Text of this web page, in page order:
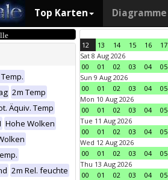
Top Karten Diagramme
2m Temp
Äquiv. Temp
Hohe Wolken
2m Rel. feuchte
12 13 14 15 16 17
Sat 8 Aug 2026
00
01 02 03 04 05
Sun 9 Aug 2026
00
01 02 03 04 05
Mon 10 Aug 2026
00
01 02 03 04 05
Tue 11 Aug 2026
00
01 02 03 04 05
Wed 12 Aug 2026
00
01 02 03 04 05
Thu 13 Aug 2026
00
01 02 03 04 05